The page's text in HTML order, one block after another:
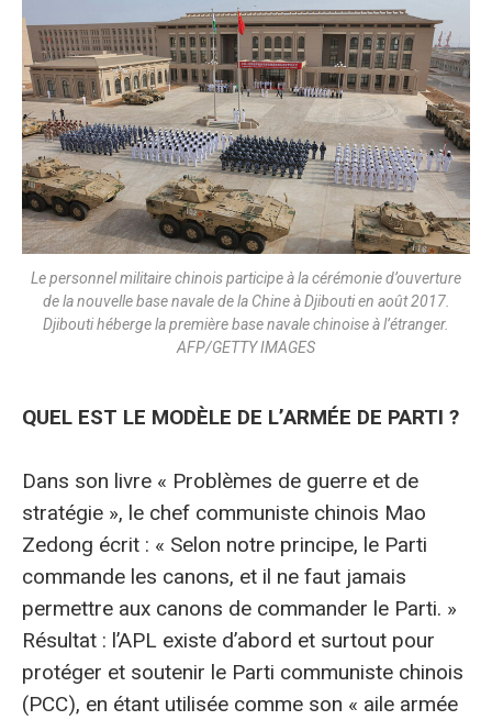
Le personnel militaire chinois participe à la cérémonie d’ouverture
de la nouvelle base navale de la Chine à Djibouti en août 2017.
Djibouti héberge la première base navale chinoise à l’étranger.
AFP/GETTY IMAGES
QUEL EST LE MODÈLE DE L’ARMÉE DE PARTI ?
Dans son livre « Problèmes de guerre et de
stratégie », le chef communiste chinois Mao
Zedong écrit : « Selon notre principe, le Parti
commande les canons, et il ne faut jamais
permettre aux canons de commander le Parti. »
Résultat : l’APL existe d’abord et surtout pour
protéger et soutenir le Parti communiste chinois
(PCC), en étant utilisée comme son « aile armée